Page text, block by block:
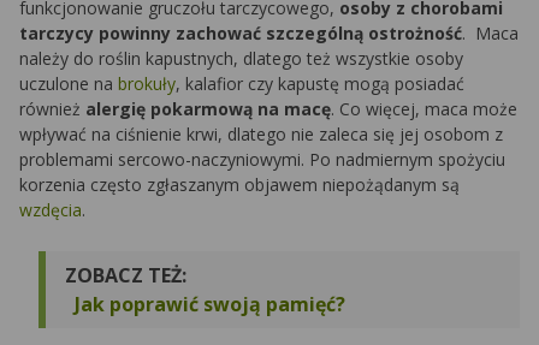
funkcjonowanie gruczołu tarczycowego, osoby z chorobami
tarczycy powinny zachować szczególną ostrożność. Maca
należy do roślin kapustnych, dlatego też wszystkie osoby
uczulone na brokuły, kalafior czy kapustę mogą posiadać
również alergię pokarmową na macę. Co więcej, maca może
wpływać na ciśnienie krwi, dlatego nie zaleca się jej osobom z
problemami sercowo-naczyniowymi. Po nadmiernym spożyciu
korzenia często zgłaszanym objawem niepożądanym są
wzdęcia.
ZOBACZ TEŻ:
Jak poprawić swoją pamięć?